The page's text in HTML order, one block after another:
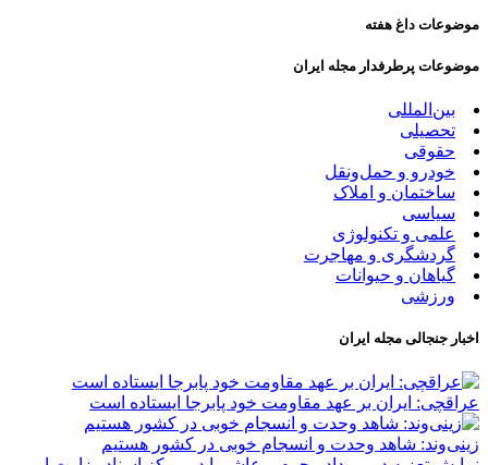
موضوعات داغ هفته
موضوعات پرطرفدار مجله ایران
بین‌المللی
تحصیلی
حقوقی
خودرو و حمل‌و‌نقل
ساختمان و املاک
سیاسی
علمی و تکنولوژی
گردشگری و مهاجرت
گیاهان و حیوانات
ورزشی
اخبار جنجالی مجله ایران
عراقچی: ایران بر عهد مقاومت خود پابرجا ایستاده است
زینی‌وند: شاهد وحدت و انسجام خوبی در کشور هستیم